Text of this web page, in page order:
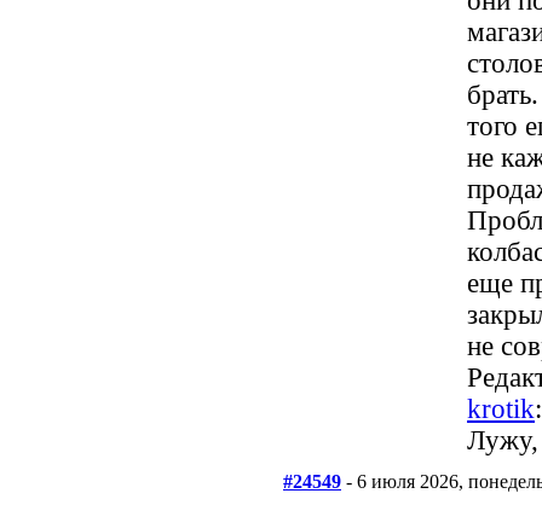
того
не
еще
не
krotik
#24549 - 6 июля 2026,